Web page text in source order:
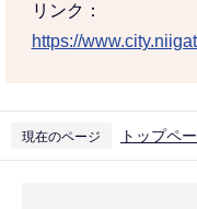
リンク：
https://
現在のページ トップペ